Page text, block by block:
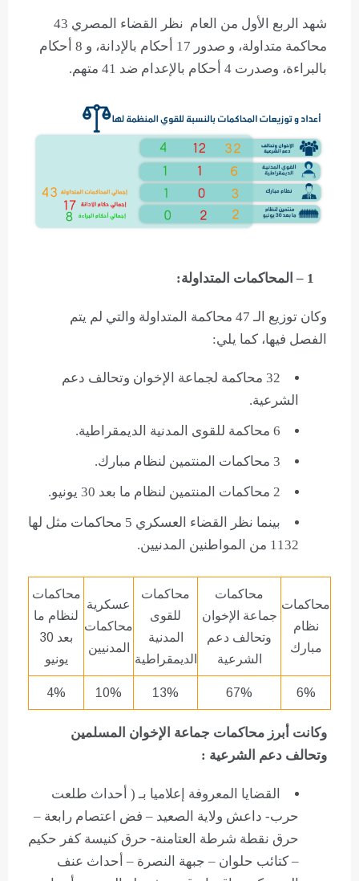
شهد الربع الأول من العام نظر القضاء المصري 43
محاكمة متداولة، و صدور 17 أحكام بالإدانة، و 8 أحكام
بالبراءة، وصدرت 4 أحكام بالإعدام ضد 41 متهم.
1 – المحاكمات المتداولة:
وكان توزيع الـ 47 محاكمة المتداولة والتي لم يتم
الفصل فيها، كما يلي:
32 محاكمة لجماعة الإخوان وتحالف دعم
الشرعية.
6 محاكمة للقوى المدنية الديمقراطية.
3 محاكمات المنتمين لنظام مبارك.
2 محاكمات المنتمين لنظام ما بعد 30 يونيو.
بينما نظر القضاء العسكري 5 محاكمات مثل لها
1132 من المواطنين المدنيين.
محاكمات
نظام
مبارك
محاكمات
جماعة الإخوان
وتحالف دعم
الشرعية
محاكمات
للقوى
المدنية
الديمقراطية
عسكرية
محاكمات
المدنيين
محاكمات
لنظام ما
بعد 30
يونيو
6%
67%
13%
10%
4%
وكانت أبرز محاكمات جماعة الإخوان المسلمين
وتحالف دعم الشرعية :
القضايا المعروفة إعلاميا بـ ( أحداث طلعت
حرب- داعش ولاية الصعيد – فض اعتصام رابعة –
حرق نقطة شرطة العتامنة- حرق كنيسة كفر حكيم
– كتائب حلوان – جبهة النصرة – أحداث عنف